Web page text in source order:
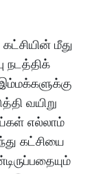
மீது
நடத்திக்
வயிறு
எல்லாம்
கட்சியை